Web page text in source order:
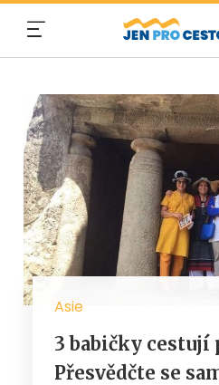
Asie
3 babičky cestují
Přesvědčte se